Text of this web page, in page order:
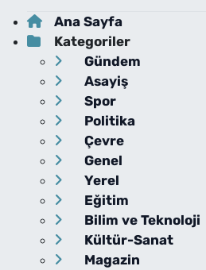
Ana Sayfa
Kategoriler
Gündem
Asayiş
Spor
Politika
Çevre
Genel
Yerel
Eğitim
Bilim ve Teknoloji
Kültür-Sanat
Magazin